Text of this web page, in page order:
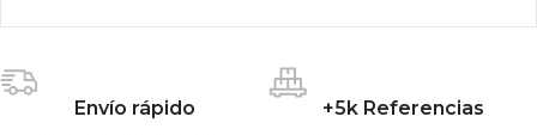
Envío rápido +5k Referencias